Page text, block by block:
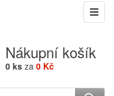
Nákupní košík
0 ks za 0 Kč